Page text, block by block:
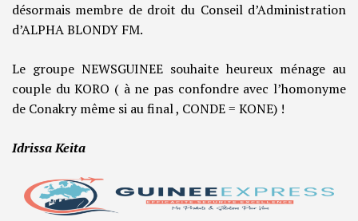
désormais membre de droit du Conseil d’Administration
d’ALPHA BLONDY FM.
Le groupe NEWSGUINEE souhaite heureux ménage au
couple du KORO ( à ne pas confondre avec l’homonyme
de Conakry même si au final , CONDE = KONE) !
Idrissa Keita